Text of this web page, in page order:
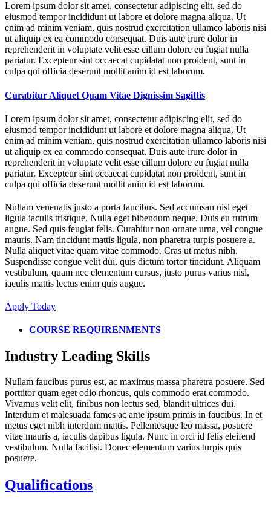
Lorem ipsum dolor sit amet, consectetur adipiscing elit, sed do
eiusmod tempor incididunt ut labore et dolore magna aliqua. Ut
enim ad minim veniam, quis nostrud exercitation ullamco laboris nisi
ut aliquip ex ea commodo consequat. Duis aute irure dolor in
reprehenderit in voluptate velit esse cillum dolore eu fugiat nulla
pariatur. Excepteur sint occaecat cupidatat non proident, sunt in
culpa qui officia deserunt mollit anim id est laborum.
Curabitur Aliquet Quam Vitae Dignissim Sagittis
Lorem ipsum dolor sit amet, consectetur adipiscing elit, sed do
eiusmod tempor incididunt ut labore et dolore magna aliqua. Ut
enim ad minim veniam, quis nostrud exercitation ullamco laboris nisi
ut aliquip ex ea commodo consequat. Duis aute irure dolor in
reprehenderit in voluptate velit esse cillum dolore eu fugiat nulla
pariatur. Excepteur sint occaecat cupidatat non proident, sunt in
culpa qui officia deserunt mollit anim id est laborum.
Nullam venenatis justo a porta faucibus. Sed accumsan nisl eget
ligula iaculis tristique. Nulla eget bibendum neque. Duis eu rutrum
augue. Sed quis feugiat felis. Curabitur non ornare urna, vel congue
mauris. Nam tincidunt mattis ligula, non pharetra turpis posuere a.
Nulla aliquet vitae quam vitae commodo. Cras ut metus nibh.
Suspendisse congue velit dui, quis dictum tortor tincidunt. Aliquam
vestibulum, quam nec elementum cursus, justo purus varius nisl,
iaculis mattis lectus enim quis augue.
Apply Today
COURSE REQUIRENMENTS
Industry Leading Skills
Nullam faucibus purus est, ac maximus massa pharetra posuere. Sed
porttitor quam eget odio rhoncus, quis commodo erat commodo.
Vivamus velit elit, finibus non lectus sed, blandit ultrices dui.
Interdum et malesuada fames ac ante ipsum primis in faucibus. In et
metus eget nibh interdum mattis. Pellentesque leo massa, posuere
vitae mauris a, iaculis dapibus ligula. Nunc in orci id felis eleifend
vestibulum. Nulla facilisi. Donec elementum varius turpis quis
posuere.
Qualifications